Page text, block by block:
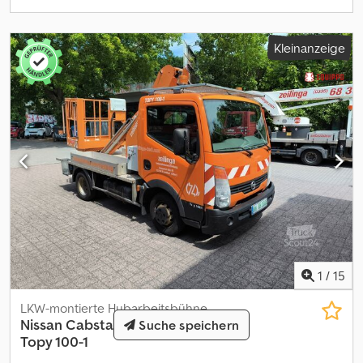
Kleinanzeige
1 / 15
LKW-montierte Hubarbeitsbühne
Nissan Cabstar France Elevateur
Topy 100-1
Suche speichern